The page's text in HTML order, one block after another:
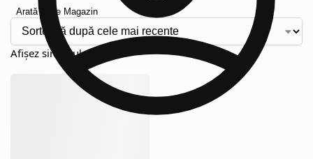
Arată Filtre Magazin
Afișez singurul rezultat